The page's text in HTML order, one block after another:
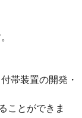
帯装置の開発・
ことができま